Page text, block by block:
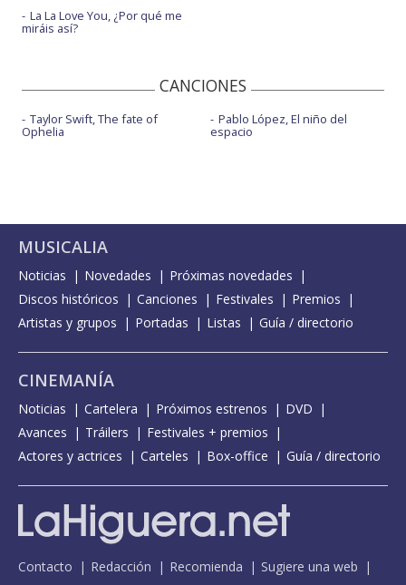
La La Love You, ¿Por qué me
miráis así?
CANCIONES
Taylor Swift, The fate of
Ophelia
Pablo López, El niño del
espacio
MUSICALIA
Noticias Novedades
Próximas novedades
Discos históricos
Canciones Festivales
Premios
Artistas y grupos
Portadas Listas Guía / directorio
CINEMANÍA
Noticias Cartelera Próximos estrenos
DVD
Avances
Tráilers
Festivales + premios
Actores y actrices
Carteles Box-office Guía / directorio
Contacto Redacción Recomienda
Sugiere una web